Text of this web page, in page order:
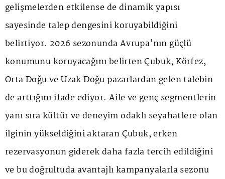
gelişmelerden etkilense de dinamik yapısı
sayesinde talep dengesini koruyabildiğini
belirtiyor. 2026 sezonunda Avrupa'nın güçlü
konumunu koruyacağını belirten Çubuk, Körfez,
Orta Doğu ve Uzak Doğu pazarlardan gelen talebin
de arttığını ifade ediyor. Aile ve genç segmentlerin
yanı sıra kültür ve deneyim odaklı seyahatlere olan
ilginin yükseldiğini aktaran Çubuk, erken
rezervasyonun giderek daha fazla tercih edildiğini
ve bu doğrultuda avantajlı kampanyalarla sezonu